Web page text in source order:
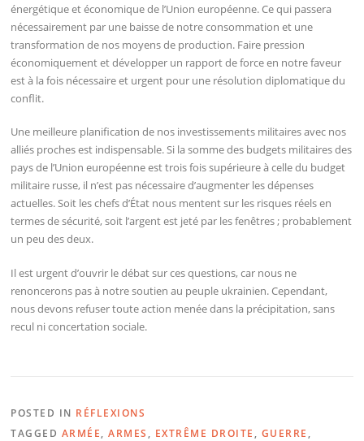
énergétique et économique de l’Union européenne. Ce qui passera
nécessairement par une baisse de notre consommation et une
transformation de nos moyens de production. Faire pression
économiquement et développer un rapport de force en notre faveur
est à la fois nécessaire et urgent pour une résolution diplomatique du
conflit.
Une meilleure planification de nos investissements militaires avec nos
alliés proches est indispensable. Si la somme des budgets militaires des
pays de l’Union européenne est trois fois supérieure à celle du budget
militaire russe, il n’est pas nécessaire d’augmenter les dépenses
actuelles. Soit les chefs d’État nous mentent sur les risques réels en
termes de sécurité, soit l’argent est jeté par les fenêtres ; probablement
un peu des deux.
Il est urgent d’ouvrir le débat sur ces questions, car nous ne
renoncerons pas à notre soutien au peuple ukrainien. Cependant,
nous devons refuser toute action menée dans la précipitation, sans
recul ni concertation sociale.
POSTED IN RÉFLEXIONS
TAGGED ARMÉE,ARMES , EXTRÊME DROITE , GUERRE ,